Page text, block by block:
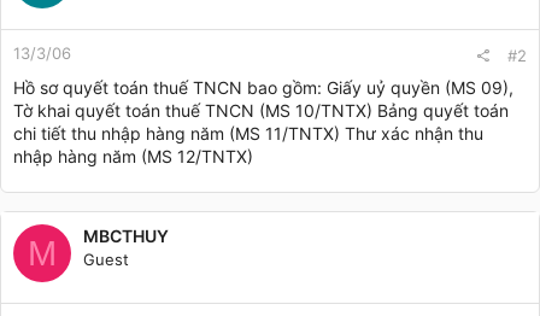
13/3/06 #2
Hồ sơ quyết toán thuế TNCN bao gồm: Giấy uỷ quyền (MS 09),
Tờ khai quyết toán thuế TNCN (MS 10/TNTX) Bảng quyết toán
chi tiết thu nhập hàng năm (MS 11/TNTX) Thư xác nhận thu
nhập hàng năm (MS 12/TNTX)
M MBCTHUY
Guest